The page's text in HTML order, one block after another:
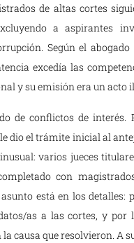
de altas cortes
a aspirantes
Según el
excedía las
y su emisión era un acto
de conflictos de interés.
dio el trámite inicial al
varios jueces
con
está en los detalles:
as a las cortes, y por
causa que resolvieron. A